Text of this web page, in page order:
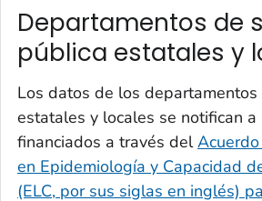
Departamentos de
pública estatales y
Los datos de los
estatales y locales se notifican a
financiados a través del
en Epidemiología y Capacidad
(ELC, por sus siglas en inglés)